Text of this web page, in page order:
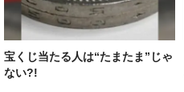
宝くじ当たる人は“たまたま”じゃ
ない?!